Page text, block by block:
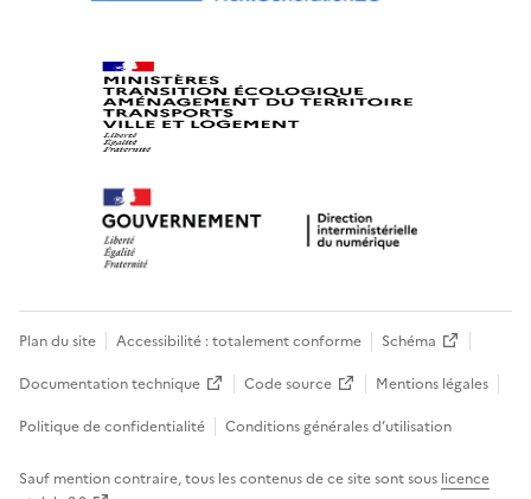
Plan du site Accessibilité : totalement conforme
Schéma
Documentation technique
Code source
Mentions légales
Politique de confidentialité
Conditions générales d’utilisation
Sauf mention contraire, tous les contenus de ce site sont sous licence